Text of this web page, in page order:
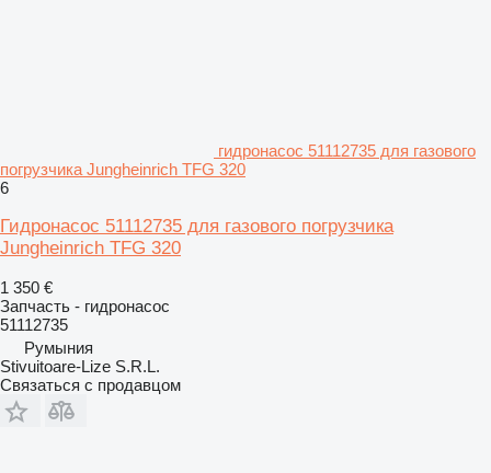
гидронасос 51112735 для газового
погрузчика Jungheinrich TFG 320
6
Гидронасос 51112735 для газового погрузчика
Jungheinrich TFG 320
1 350 €
Запчасть - гидронасос
51112735
Румыния
Stivuitoare-Lize S.R.L.
Связаться с продавцом